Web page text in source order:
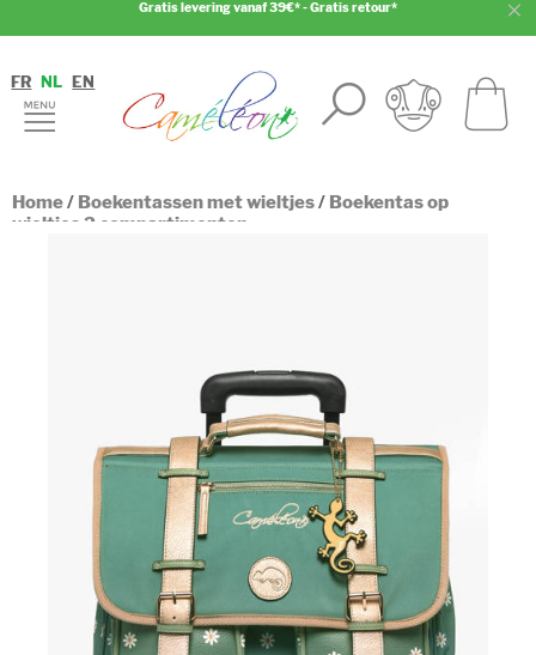
Gratis levering vanaf 39€* - Gratis retour*
FR NL EN
Home/ Boekentassen met wieltjes/ Boekentas op
wieltjes 2 compartimenten